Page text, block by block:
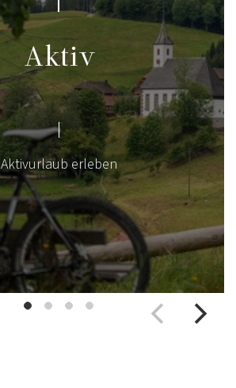
Aktiv
Aktivurlaub erleben